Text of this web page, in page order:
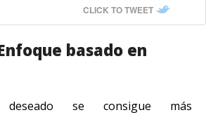
CLICK TO TWEET
basado en
se consigue más